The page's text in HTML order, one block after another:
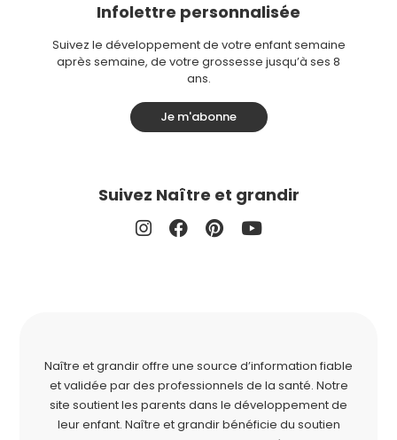
Infolettre personnalisée
Suivez le développement de votre enfant semaine
après semaine, de votre grossesse jusqu’à ses 8
ans.
Je m'abonne
Suivez Naître et grandir
Naître et grandir offre une source d’information fiable
et validée par des professionnels de la santé. Notre
site soutient les parents dans le développement de
leur enfant. Naître et grandir bénéficie du soutien